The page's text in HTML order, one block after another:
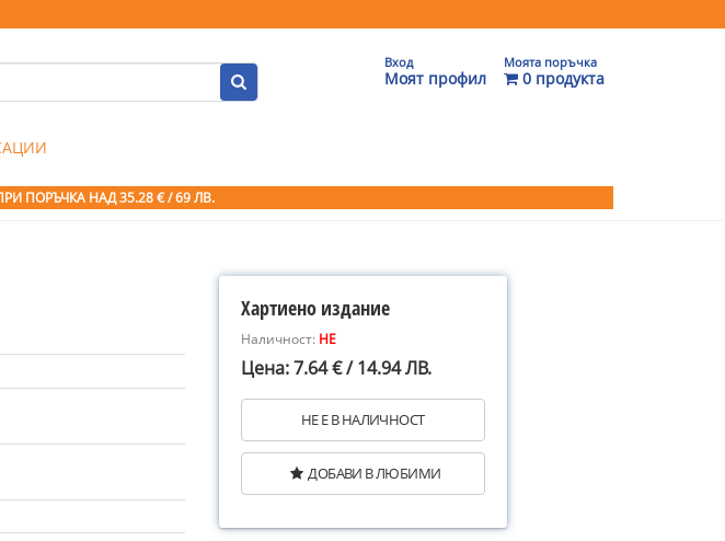
Вход
Моят профил
Моята поръчка
0 продукта
ПОРЪЧКА НАД 35.28 € / 69 ЛВ.
Хартиено издание
Наличност: НЕ
Цена: 7.64 € / 14.94 ЛВ.
НЕ Е В НАЛИЧНОСТ
ДОБАВИ В ЛЮБИМИ